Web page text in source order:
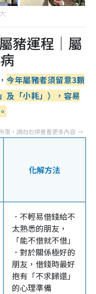
豬運程｜屬
今年屬豬者須留意3顆
及「小耗」），容易
化解方法
．不輕易借錢給不
太熟悉的朋友，
「能不借就不借」
．對於關係極好的
朋友，借錢時最好
抱有「不求歸還」
的心理準備